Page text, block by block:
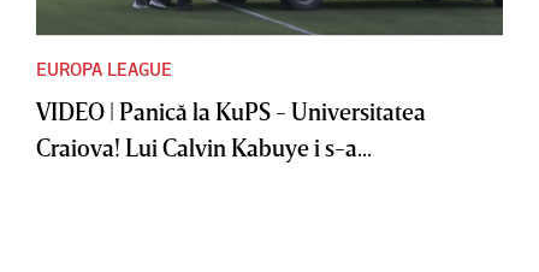
EUROPA LEAGUE
VIDEO | Panică la KuPS - Universitatea
Craiova! Lui Calvin Kabuye i s-a...